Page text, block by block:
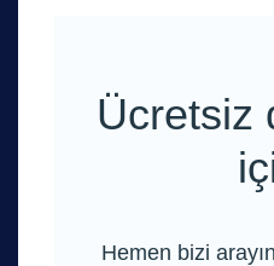
Ücretsiz
Hemen bizi